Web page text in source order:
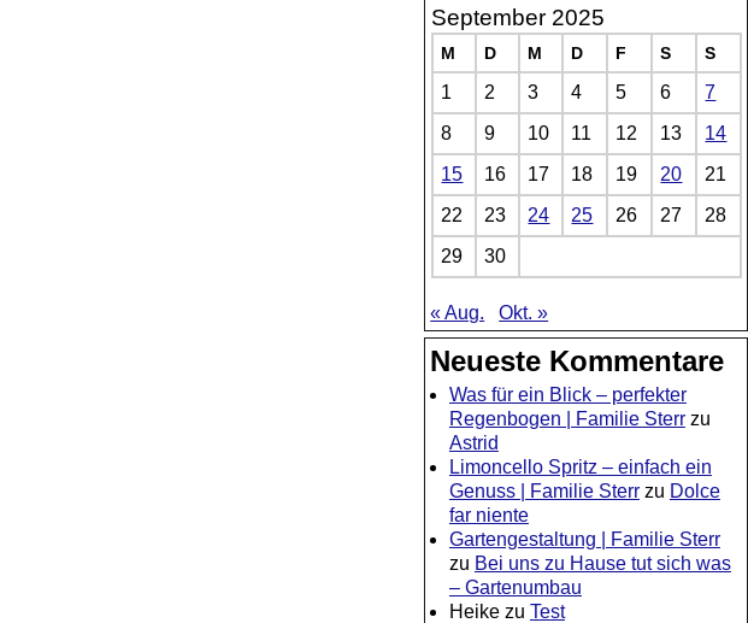
September 2025
M D M D F S S
1 2 3 4 5 6
7
8
9 10 11 12 13
14
15
16 17 18 19 20
21
22
23 24 25 26 27
28
29
30
« Aug. Okt. »
Neueste Kommentare
Was für ein Blick – perfekter
Regenbogen | Familie Sterrzu
Astrid
Limoncello Spritz – einfach ein
Genuss | Familie Sterrzu Dolce
far niente
Gartengestaltung | Familie Sterr
zu Bei uns zu Hause tut sich was
– Gartenumbau
Heikezu Test